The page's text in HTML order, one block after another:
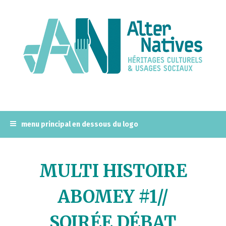
menu principal en dessous du logo
MULTI HISTOIRE
ABOMEY #1//